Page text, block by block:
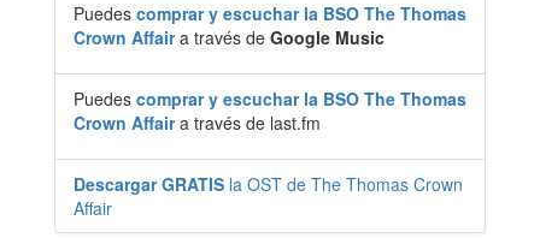
Puedes comprar y escuchar la BSO The Thomas
Crown Affaira través de Google Music
Puedes comprar y escuchar la BSO The Thomas
Crown Affaira través de last.fm
Descargar GRATIS la OST de The Thomas Crown
Affair